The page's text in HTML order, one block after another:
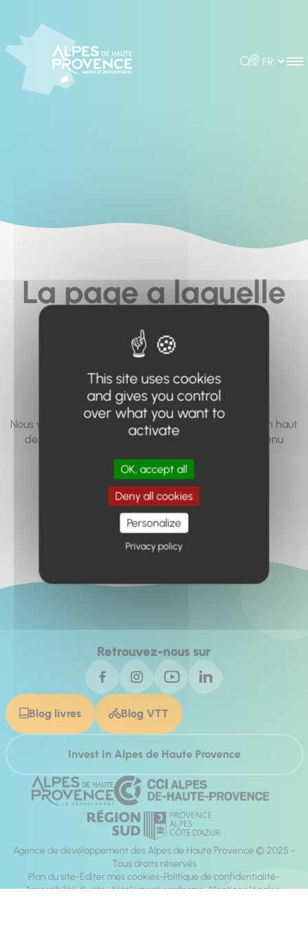
Rechercher
Choisir la
La page a laquelle
vous cherchez à
accéder n'existe
pas... ou plus.
Nous vous invitons à utiliser le moteur de recherche en haut
de page, ou à utiliser le menu pour trouver le contenu
Retour à l'accueil
Retrouvez-nous sur
Blog livres Blog VTT
Invest In Alpes de Haute Provence
Agence de développement des Alpes de Haute Provence © 2025 -
Tous droits réservés
Plan du site Éditer mes cookies Politique de confidentialité
Accessibilité du site : totalement conforme Mentions légales
This site uses cookies
and gives you control
over what you want to
activate
OK, accept all
Deny all cookies
Personalize
Privacy policy